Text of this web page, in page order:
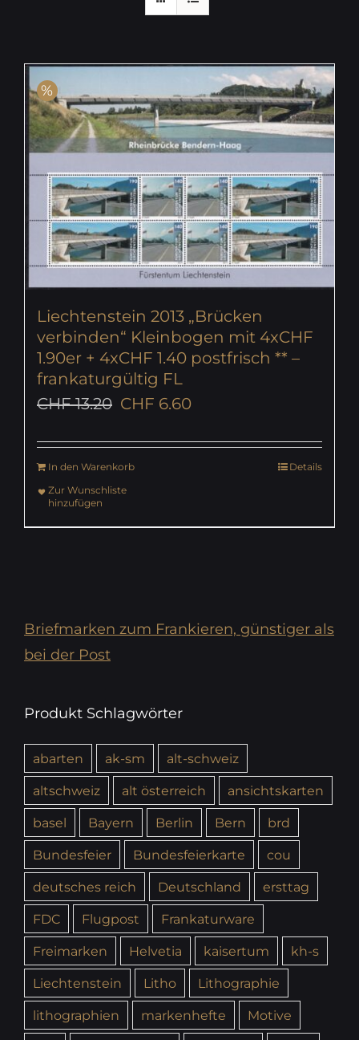
%
Liechtenstein 2013 „Brücken
verbinden“ Kleinbogen mit 4xCHF
1.90er + 4xCHF 1.40 postfrisch ** –
frankaturgültig FL
CHF13.20 Ursprünglicher
war:
CHF 6.60Aktueller
ist:
In den Warenkorb
Details
Zur Wunschliste
hinzufügen
Briefmarken zum Frankieren, günstiger als
bei der Post
Produkt Schlagwörter
abarten ak-sm
alt-schweiz
altschweiz
alt österreich
ansichtskarten
basel
Bayern Berlin Bern
brd
Bundesfeier
Bundesfeierkarte
cou
deutsches reich
Deutschland
ersttag
FDC
Flugpost
Frankaturware
Freimarken
Helvetia kaisertum
kh-s
Liechtenstein
Litho
Lithographie
lithographien
markenhefte
Motive